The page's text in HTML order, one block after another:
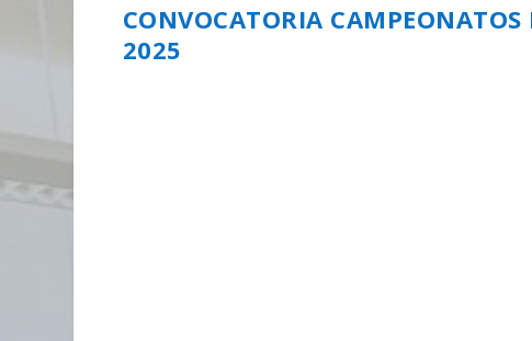
CONVOCATORIA
2025